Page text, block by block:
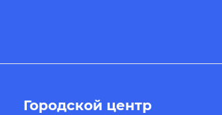
Городской центр